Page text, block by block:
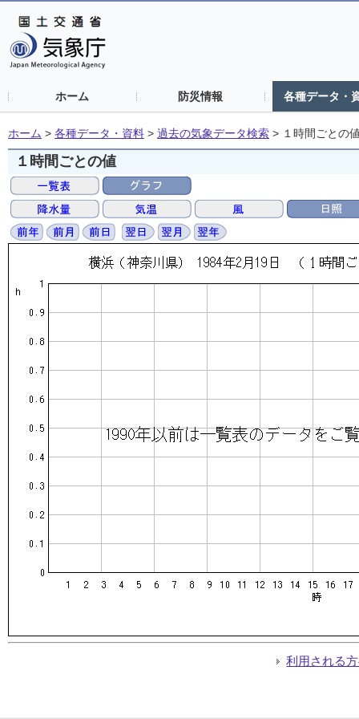
ホーム 防災情報 各種データ・
ホーム > 各種データ・資料 > 過去の気象データ検索 > １時間ごとの
１時間ごとの値
利用される